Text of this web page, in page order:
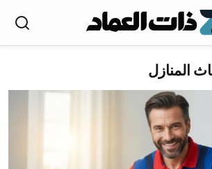
المنازل